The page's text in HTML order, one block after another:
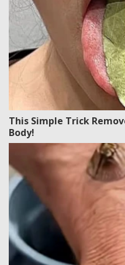
This Simple Trick
Body!